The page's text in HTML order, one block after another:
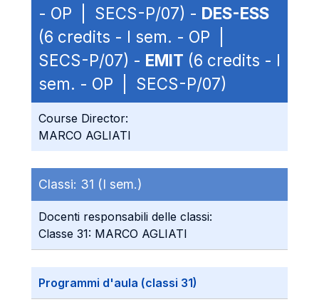
- OP | SECS-P/07) - DES-ESS
(6 credits - I sem. - OP |
SECS-P/07) - EMIT (6 credits - I
sem. - OP | SECS-P/07)
Course Director:
MARCO AGLIATI
Classi: 31 (I sem.)
Docenti responsabili delle classi:
Classe 31: MARCO AGLIATI
Programmi d'aula (classi 31)